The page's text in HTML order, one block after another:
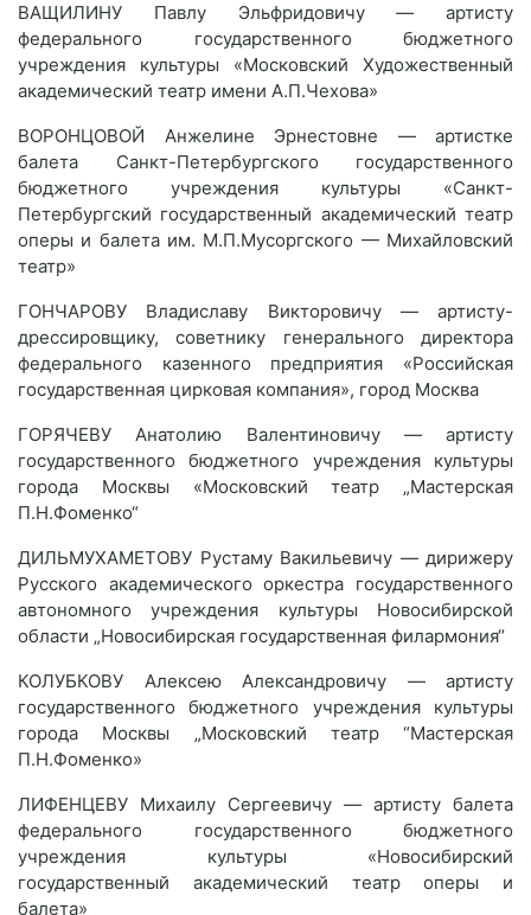
ВАЩИЛИНУ Павлу Эльфридовичу — артисту
федерального государственного бюджетного
учреждения культуры «Московский Художественный
академический театр имени А.П.Чехова»
ВОРОНЦОВОЙ Анжелине Эрнестовне — артистке
балета Санкт-Петербургского государственного
бюджетного учреждения культуры «Санкт-
Петербургский государственный академический театр
оперы и балета им. М.П.Мусоргского — Михайловский
театр»
ГОНЧАРОВУ Владиславу Викторовичу — артисту-
дрессировщику, советнику генерального директора
федерального казенного предприятия «Российская
государственная цирковая компания», город Москва
ГОРЯЧЕВУ Анатолию Валентиновичу — артисту
государственного бюджетного учреждения культуры
города Москвы «Московский театр „Мастерская
П.Н.Фоменко“
ДИЛЬМУХАМЕТОВУ Рустаму Вакильевичу — дирижеру
Русского академического оркестра государственного
автономного учреждения культуры Новосибирской
области „Новосибирская государственная филармония“
КОЛУБКОВУ Алексею Александровичу — артисту
государственного бюджетного учреждения культуры
города Москвы „Московский театр “Мастерская
П.Н.Фоменко»
ЛИФЕНЦЕВУ Михаилу Сергеевичу — артисту балета
федерального государственного бюджетного
учреждения культуры «Новосибирский
государственный академический театр оперы и
балета»